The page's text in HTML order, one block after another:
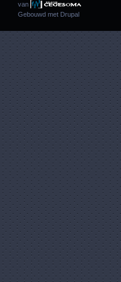
van
Gebouwd met Drupal